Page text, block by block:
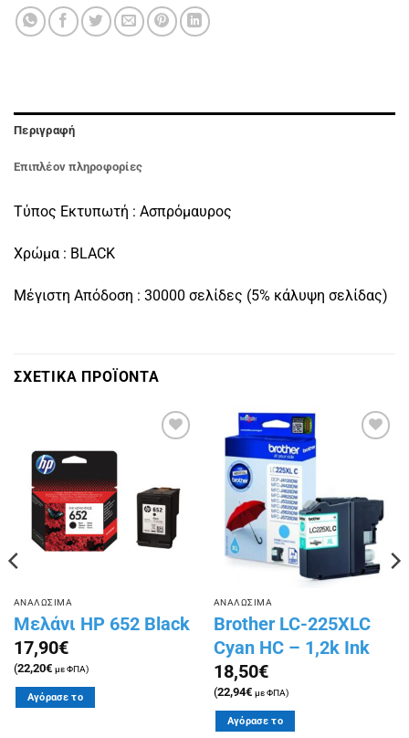
Περιγραφή
Επιπλέον πληροφορίες
Τύπος Εκτυπωτή : Ασπρόμαυρος
Χρώμα : BLACK
Μέγιστη Απόδοση : 30000 σελίδες (5% κάλυψη σελίδας)
ΣΧΕΤΙΚΑ ΠΡΟΪΟΝΤΑ
επιθυμιών
ΑΝΑΛΩΣΙΜΑ
Μελάνι HP 652 Black
17,90€
(22,20€ με ΦΠΑ)
Αγόρασε το
ΑΝΑΛΩΣΙΜΑ
Brother LC-225XLC
Cyan HC – 1,2k Ink
18,50€
(22,94€ με ΦΠΑ)
Αγόρασε το